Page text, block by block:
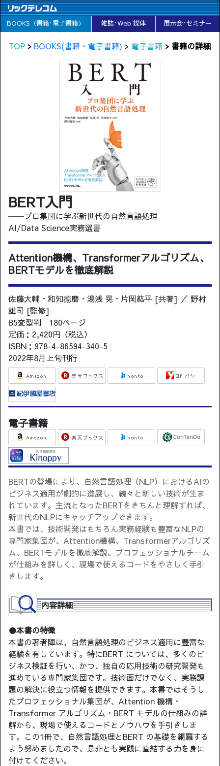
BOOKS（書籍･電子書籍） 雑誌･Web 媒体 展示会･セミナー
TOP > BOOKS(書籍・電子書籍) > 電子書籍 > 書籍の詳細
BERT入門
──プロ集団に学ぶ新世代の自然言語処理
AI/Data Science実務選書
Attention機構、Transformerアルゴリズム、
BERTモデルを徹底解説
佐藤大輔・和知德磨・湯浅 晃・片岡紘平 [共著] ／ 野村
雄司 [監修]
B5変型判 180ページ
定価：2,420円（税込）
ISBN：978-4-86594-340-5
2022年8月上旬刊行
電子書籍
BERTの登場により、自然言語処理（NLP）におけるAIの
ビジネス適用が劇的に進展し、続々と新しい技術が生ま
れています。主流となったBERTをきちんと理解すれば、
新世代のNLPにキャッチアップできます。
本書では、技術開発はもちろん実務経験も豊富なNLPの
専門家集団が、Attention機構、Transformerアルゴリズ
ム、BERTモデルを徹底解説。プロフェッショナルチーム
が仕組みを詳しく、現場で使えるコードをやさしく手引
きします。
内容詳細
●本書の特徴
本書の著者陣は、自然言語処理のビジネス適用に豊富な
経験を有しています。特にBERT については、多くのビ
ジネス検証を行い、かつ、独自の応用技術の研究開発も
進めている専門家集団です。技術面だけでなく、実務課
題の解決に役立つ情報を提供できます。本書ではそうし
たプロフェッショナル集団が、Attention 機構・
Transformer アルゴリズム・BERT モデルの仕組みの詳
解から、現場で使えるコードとノウハウを手引きしま
す。この1冊で、自然言語処理とBERT の基礎を網羅する
よう努めましたので、是非とも実践に直結する力を身に
付けてください。